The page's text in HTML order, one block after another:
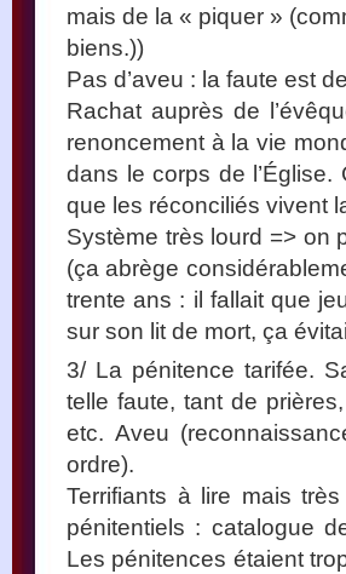
mais de la « piquer »
biens.))
Pas d’aveu : la faute est
Rachat auprès de
renoncement à la vie
dans le corps de
que les réconciliés vivent
Système très lourd => on
(ça abrège
trente ans : il fallait que
sur son lit de mort, ça
3/ La pénitence tarifée.
telle faute, tant de
etc. Aveu
ordre).
Terrifiants à lire mais
pénitentiels : catalogue
Les pénitences étaient